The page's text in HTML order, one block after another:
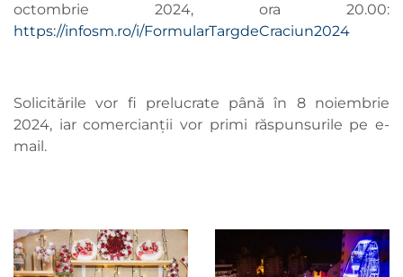
octombrie 2024, ora 20.00:
https://infosm.ro/i/FormularTargdeCraciun2024
Solicitările vor fi prelucrate până în 8 noiembrie
2024, iar comercianții vor primi răspunsurile pe e-
mail.